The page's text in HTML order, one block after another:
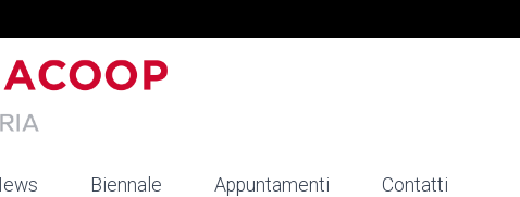
Biennale Appuntamenti Contatti